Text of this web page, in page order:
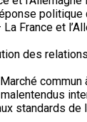
politique
La France et
des
commun
standards de